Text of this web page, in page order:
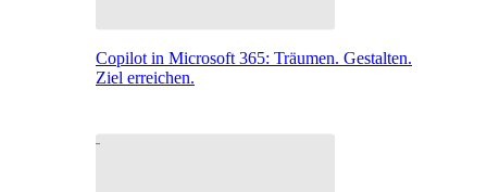
Copilot in Microsoft 365: Träumen. Gestalten.
Ziel erreichen.